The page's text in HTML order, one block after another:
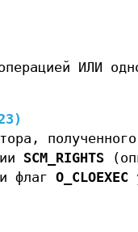
ИЛИ
SCM_RIGHTS
флаг O_CLOEXEC